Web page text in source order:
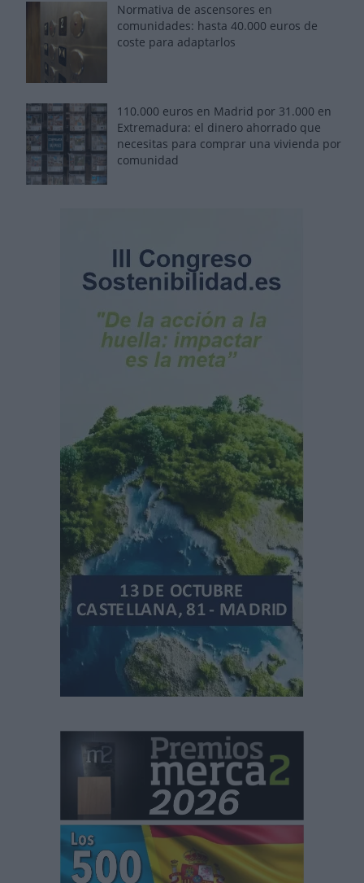
Normativa de ascensores en
comunidades: hasta 40.000 euros de
coste para adaptarlos
110.000 euros en Madrid por 31.000 en
Extremadura: el dinero ahorrado que
necesitas para comprar una vivienda por
comunidad